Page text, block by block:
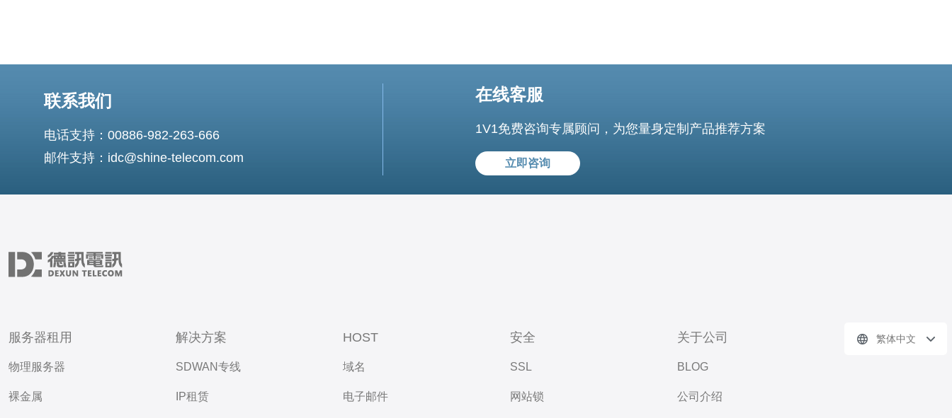
联系我们
电话支持：00886-982-263-666
邮件支持：idc@shine-telecom.com
在线客服
1V1免费咨询专属顾问，为您量身定制产品推荐方案
立即咨询
服务器租用
物理服务器
裸金属
解决方案
SDWAN专线
IP租赁
HOST
域名
电子邮件
安全
SSL
网站锁
关于公司
BLOG
公司介绍
繁体中文